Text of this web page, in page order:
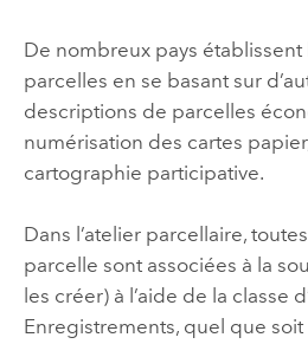
De nombreux pays établissent
parcelles en se basant sur
descriptions de parcelles
numérisation des cartes
cartographie participative.
Dans l’atelier parcellaire,
parcelle sont associées à la
les créer) à l’aide de la classe
Enregistrements, quel que